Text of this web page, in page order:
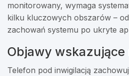
monitorowany, wymaga
kilku kluczowych obszarów –
zachowań systemu po ukryte
Objawy
Telefon pod inwigilacją